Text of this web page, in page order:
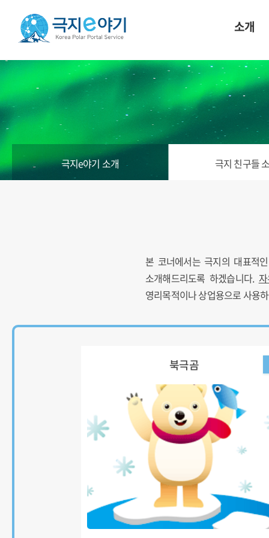
소개
극지e야기 소개 극지 친구들
본 코너에서는 극지의 대표적
소개해드리도록 하겠습니다.
영리목적이나 상업용으로 사용
북극곰